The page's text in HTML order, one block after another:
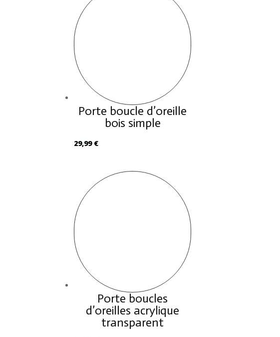
Porte boucle d’oreille
bois simple
29,99 €
Porte boucles
d’oreilles acrylique
transparent